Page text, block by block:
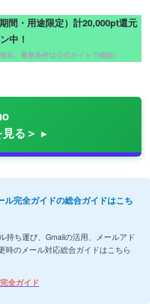
間・用途限定）計20,000pt還元
中！
呈。最新条件は公式サイトで確認）
る＞
完全ガイドの総合ガイドはこち
持ち運び、Gmailの活用、メールアド
時のメール対応総合ガイドはこちら
全ガイド